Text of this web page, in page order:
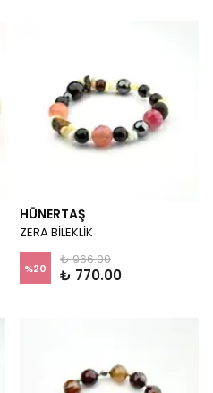
HÜNERTAŞ
ZERA BİLEKLİK
%20
₺ 966.00
₺ 770.00